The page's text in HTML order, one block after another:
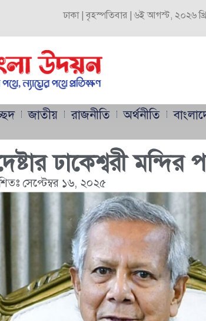
ঢাকা | বৃহস্পতিবার | ৬ই আগস্ট, ২০২৬
জাতীয় রাজনীতি অর্থনীতি
ঢাকেশ্বরী মন্দির
সেপ্টেম্বর ১৬, ২০২৫